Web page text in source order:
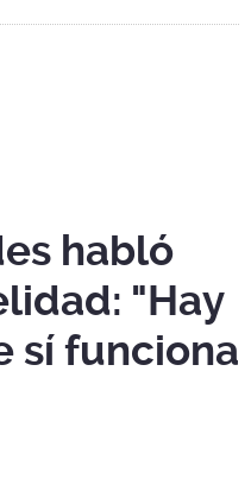
habló
"Hay
sí funciona